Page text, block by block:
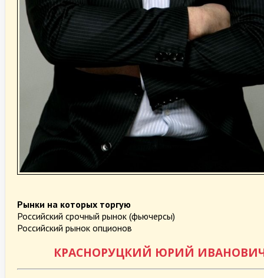
Рынки на которых торгую
Российский срочный рынок (фьючерсы)
Российский рынок опционов
КРАСНОРУЦКИЙ ЮРИЙ